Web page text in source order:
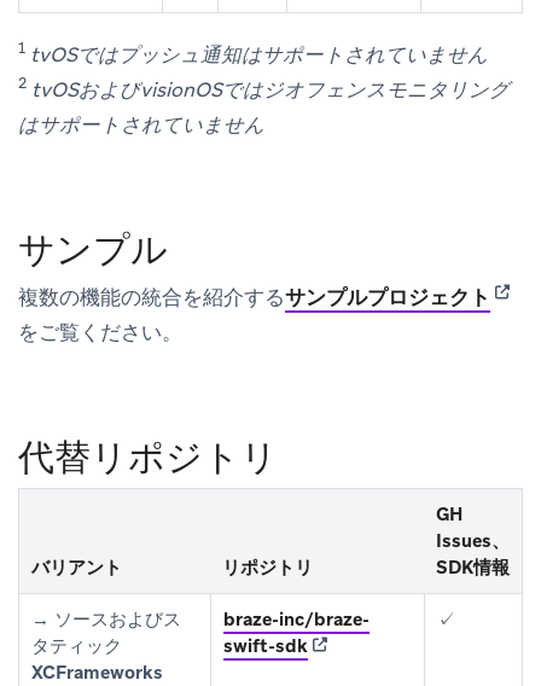
1 tvOSではプッシュ通知はサポートされていません
2 tvOSおよびvisionOSではジオフェンスモニタリング
はサポートされていません
サンプル
複数の機能の統合を紹介するサンプルプロジェクト
をご覧ください。
代替リポジトリ
バリアント リポジトリ
GH
Issues、
SDK情報
→ ソースおよびス
タティック
XCFrameworks
braze-inc/braze-
swift-sdk (opens in new tab)
✓